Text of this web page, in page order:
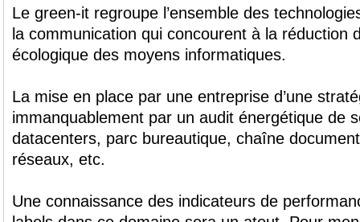
Le green-it regroupe l’ensemble des
la communication qui concourent à la réduction
écologique des moyens informatiques.
La mise en place par une entreprise d’une
immanquablement par un audit énergétique de
datacenters, parc bureautique, chaîne
réseaux, etc.
Une connaissance des indicateurs de